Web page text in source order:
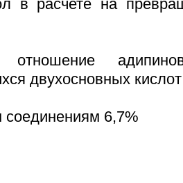
в расчете на
двухосновных
соединениям 6,7%